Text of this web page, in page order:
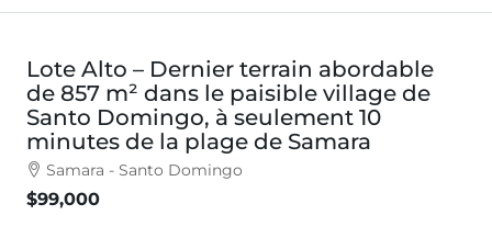
Lote Alto – Dernier terrain abordable
de 857 m² dans le paisible village de
Santo Domingo, à seulement 10
minutes de la plage de Samara
Samara - Santo Domingo
$99,000